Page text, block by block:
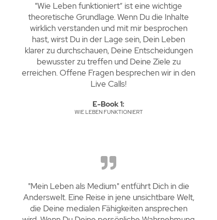
"Wie Leben funktioniert“ ist eine wichtige
theoretische Grundlage. Wenn Du die Inhalte
wirklich verstanden und mit mir besprochen
hast, wirst Du in der Lage sein, Dein Leben
klarer zu durchschauen, Deine Entscheidungen
bewusster zu treffen und Deine Ziele zu
erreichen. Offene Fragen besprechen wir in den
Live Calls!
E-Book 1:
WIE LEBEN FUNKTIONIERT
"Mein Leben als Medium" entführt Dich in die
Anderswelt. Eine Reise in jene unsichtbare Welt,
die Deine medialen Fähigkeiten ansprechen